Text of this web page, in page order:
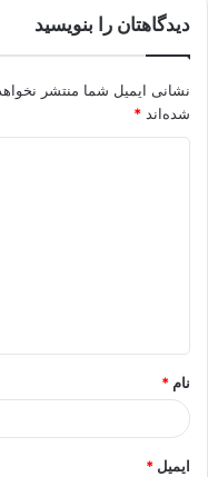
دیدگاهتان را بنویسید
نشانی ایمیل شما منتشر
شده‌اند *
*
نام *
ایمیل *